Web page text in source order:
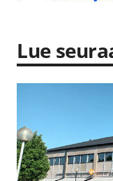
Lue